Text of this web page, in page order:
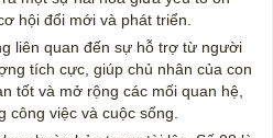
hội đổi mới và phát triển.
liên quan đến sự hỗ trợ từ người
tích cực, giúp chủ nhân của con
tốt và mở rộng các mối quan hệ,
việc và cuộc sống.